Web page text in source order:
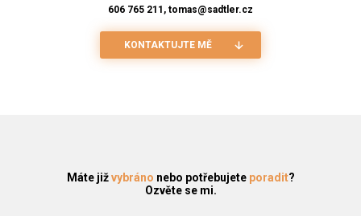
606 765 211, tomas@sadtler.cz
KONTAKTUJTE MĚ
Máte jižvybráno nebo potřebujete poradit?
Ozvěte se mi.